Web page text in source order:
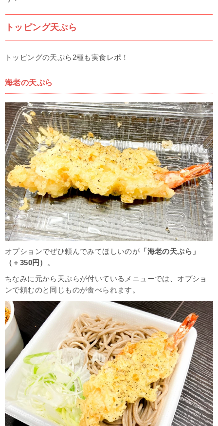
トッピング天ぷら
トッピングの天ぷら2種も実食レポ！
海老の天ぷら
オプションでぜひ頼んでみてほしいのが 「海老の天ぷら」
（＋350円） 。
ちなみに元から天ぷらが付いているメニューでは、オプショ
ンで頼むのと同じものが食べられます。